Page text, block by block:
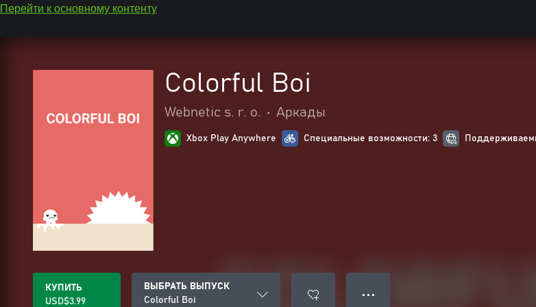
Перейти к основному контенту
Colorful Boi
Webnetic s. r. o. • Аркады
Xbox Play Anywhere Специальные возможности: 3
КУПИТЬ
USD$3.99
ВЫБРАТЬ ВЫПУСК
Colorful Boi
● ● ●